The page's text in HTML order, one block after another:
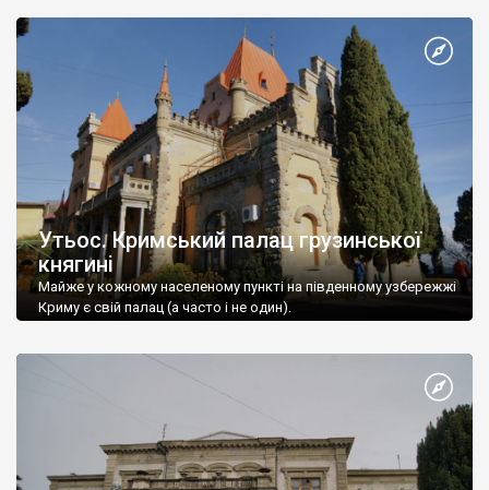
Утьос. Кримський палац грузинської
княгині
Майже у кожному населеному пункті на південному узбережжі
Криму є свій палац (а часто і не один).